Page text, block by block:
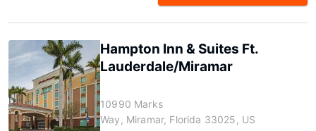
Hampton Inn & Suites Ft.
Lauderdale/Miramar
10990 Marks
Way, Miramar, Florida 33025, US